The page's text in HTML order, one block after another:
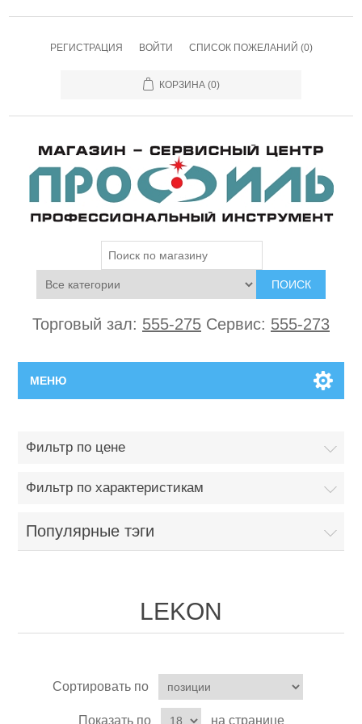
РЕГИСТРАЦИЯ ВОЙТИ СПИСОК ПОЖЕЛАНИЙ (0)
КОРЗИНА (0)
ПОИСК
Торговый зал: 555-275 Сервис: 555-273
МЕНЮ
Ремонт инструмента марки Champion
Фильтр по цене
Фильтр по характеристикам
Популярные тэги
LEKON
Сортировать по
Показать по на странице